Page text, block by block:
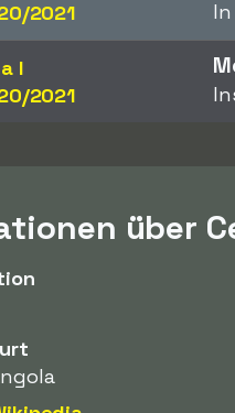
2021
In
I
2021
über